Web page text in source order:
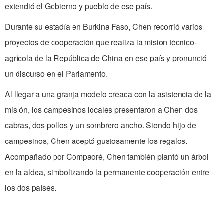
extendió el Gobierno y pueblo de ese país.
Durante su estadía en Burkina Faso, Chen recorrió varios
proyectos de cooperación que realiza la misión técnico-
agrícola de la República de China en ese país y pronunció
un discurso en el Parlamento.
Al llegar a una granja modelo creada con la asistencia de la
misión, los campesinos locales presentaron a Chen dos
cabras, dos pollos y un sombrero ancho. Siendo hijo de
campesinos, Chen aceptó gustosamente los regalos.
Acompañado por Compaoré, Chen también plantó un árbol
en la aldea, simbolizando la permanente cooperación entre
los dos países.